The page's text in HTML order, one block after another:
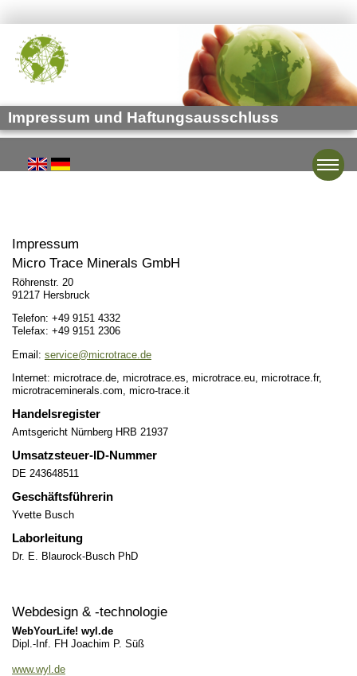
Impressum und Haftungsausschluss
Impressum
Micro Trace Minerals GmbH
Röhrenstr. 20
91217 Hersbruck
Telefon: +49 9151 4332
Telefax: +49 9151 2306
Email: service@microtrace.de
Internet: microtrace.de, microtrace.es, microtrace.eu, microtrace.fr,
microtraceminerals.com, micro-trace.it
Handelsregister
Amtsgericht Nürnberg HRB 21937
Umsatzsteuer-ID-Nummer
DE 243648511
Geschäftsführerin
Yvette Busch
Laborleitung
Dr. E. Blaurock-Busch PhD
Webdesign & -technologie
WebYourLife! wyl.de
Dipl.-Inf. FH Joachim P. Süß
www.wyl.de